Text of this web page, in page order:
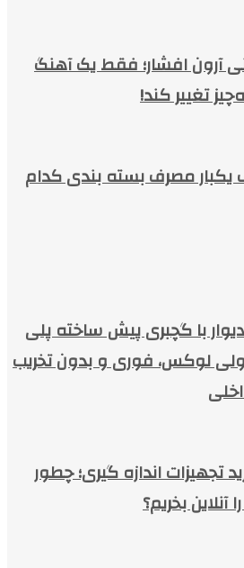
آرون افشار؛ فقط یک آهنگ
تغییر کند!
یکبار مصرف بسته بندی کدام
با گچبری پیش ساخته پلی
لوکس، فوری و بدون تخریب
تجهیزات اندازه گیری؛ چطور
آنلاین بخریم؟